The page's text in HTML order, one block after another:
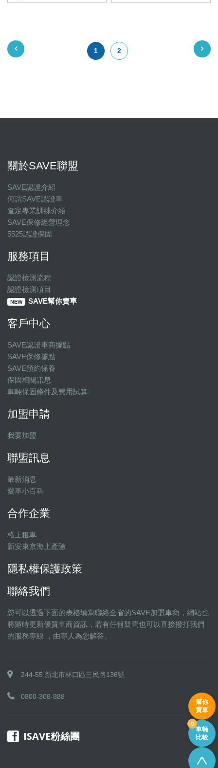
1 2
關於SAVE聯盟
SAVE認證介紹
何謂SAVE認證車
查定專業訓練介紹
SAVE保修經營理念
5525認證保固
服務項目
認證檢測流程
認證檢測項目
NEW SAVE幫你賣車
客戶中心
SAVE認證車商據點
SAVE保修據點
SAVE預約保養
保固相關訊息
車輛保固條件及費用試算
加盟申請
我要加盟
聯盟訊息
最新消息
愛車小百科
合作企業
格上租車
新安東京海上產險
隱私權保護政策
聯絡我們
您可以透過下面的表格填寫聯絡全省的SAVE加盟車商，網站也
將隨時更新優質車商資訊，若有任何疑問也可以直接撥打我們
的服務專線 ，由專人為您解答。
244-55 新北市林口區三民路136號
0800-308-888
ISAVE粉絲團
幫你
賣車
車輛
比較
0